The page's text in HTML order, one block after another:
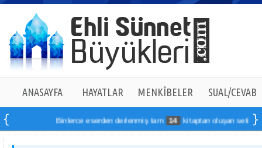
ANASAYFA HAYATLAR MENKÎBELER SUAL/CEVAB
Binlerce eserden derlenmiş tam 14 kitaptan oluşan seti online